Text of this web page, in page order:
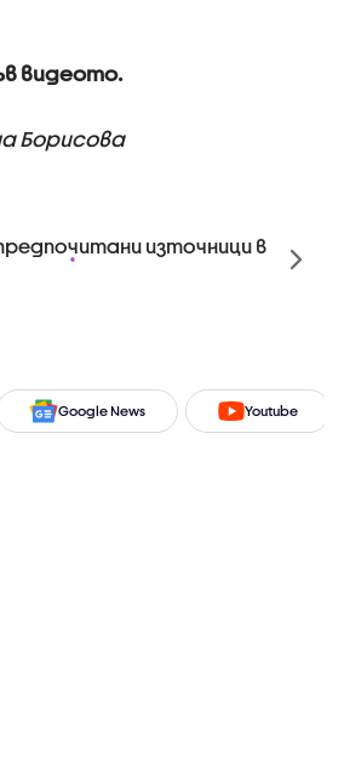
видеото.
Борисова
източници в
Google News Youtube